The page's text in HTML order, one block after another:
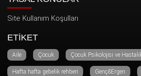
Site Kullanım Koşulları
ETİKET
Aile Çocuk Çocuk Psikolojisi ve
Hafta hafta gebelik rehberi Genç&Ergen